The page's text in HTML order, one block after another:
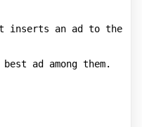
inserts an ad to the
ad among them.